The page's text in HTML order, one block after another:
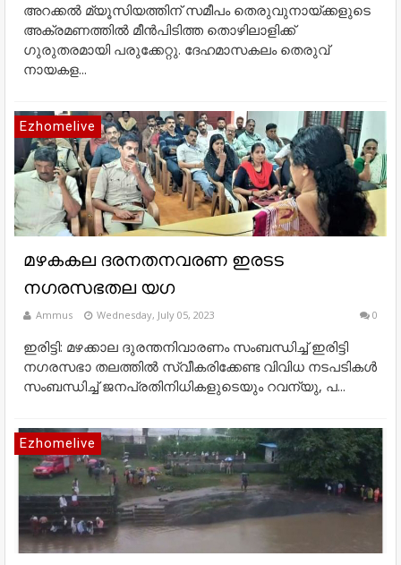
അറക്കല്‍ മ്യൂസിയത്തിന് സമീപം തെരുവുനായ്ക്കളുടെ
അക്രമണത്തില്‍ മീന്‍പിടിത്ത തൊഴിലാളിക്ക്
ഗുരുതരമായി പരുക്കേറ്റു. ദേഹമാസകലം തെരുവ്
നായകള...
Ezhomelive
മഴകകല ദരനതനവരണ ഇരടട
നഗരസഭതല യഗ
Ammus Wednesday, July 05, 2023 0
ഇരിട്ടി: മഴക്കാല ദുരന്തനിവാരണം സംബന്ധിച്ച് ഇരിട്ടി
നഗരസഭാ തലത്തിൽ സ്വീകരിക്കേണ്ട വിവിധ നടപടികൾ
സംബന്ധിച്ച് ജനപ്രതിനിധികളുടെയും റവന്യു, പ...
Ezhomelive